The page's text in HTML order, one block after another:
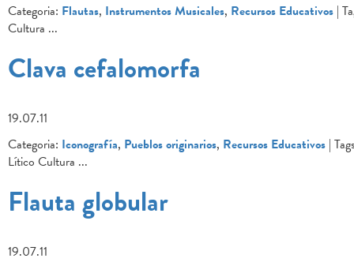
Categoria: Flautas, Instrumentos Musicales, Recursos Educativos |
Cultura ...
Clava cefalomorfa
19.07.11
Categoria: Iconografía, Pueblos originarios, Recursos Educativos |
Lítico Cultura ...
Flauta globular
19.07.11